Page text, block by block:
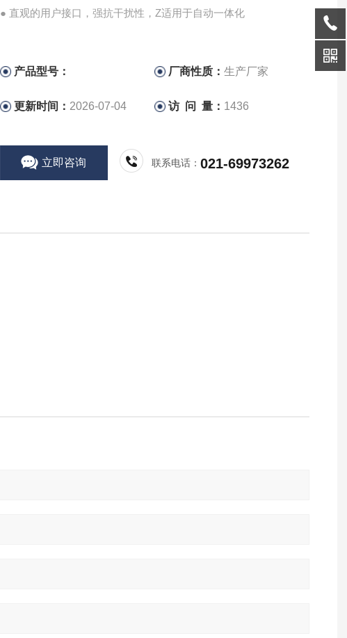
● 直观的用户接口，强抗干扰性，Z适用于自动一体化
产品型号： 厂商性质：生产厂家
更新时间： 2026-07-04 访 问 量： 1436
立即咨询 联系电话：021-69973262